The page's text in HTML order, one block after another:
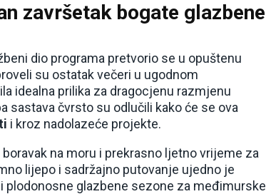
završetak bogate glazbene
dio programa pretvorio se u opuštenu
su ostatak večeri u ugodnom
idealna prilika za dragocjenu razmjenu
sastava čvrsto su odlučili kako će se ova
i kroz nadolazeće projekte.
na moru i prekrasno ljetno vrijeme za
lijepo i sadržajno putovanje ujedno je
plodonosne glazbene sezone za međimurske